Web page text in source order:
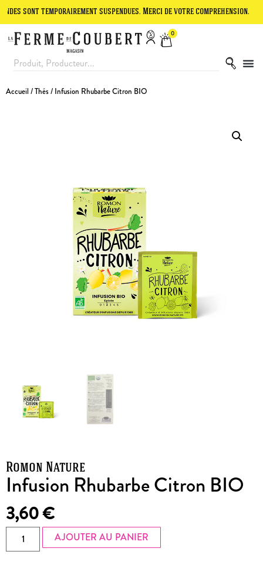
suspendues. Merci de votre compréhension. Le
0
Accueil /Thés/ Infusion Rhubarbe Citron BIO
Romon Nature
Infusion Rhubarbe Citron BIO
3,60€
AJOUTER AU PANIER